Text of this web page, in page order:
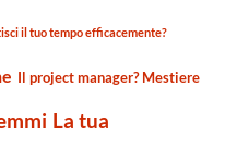
il tuo tempo efficacemente?
Il project manager? Mestiere
La tua